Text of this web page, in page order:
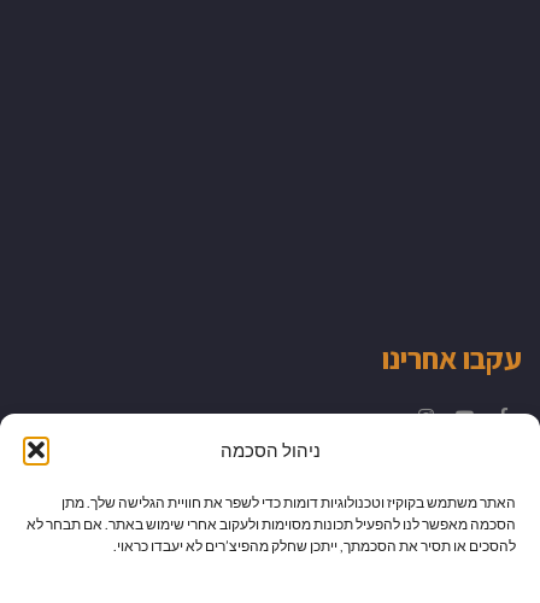
ניהול הסכמה
האתר משתמש בקוקיז וטכנולוגיות דומות כדי לשפר את חוויית הגלישה שלך. מתן
הסכמה מאפשר לנו להפעיל תכונות מסוימות ולעקוב אחרי שימוש באתר. אם תבחר לא
להסכים או תסיר את הסכמתך, ייתכן שחלק מהפיצ’רים לא יעבדו כראוי.
עקבו אחרינו